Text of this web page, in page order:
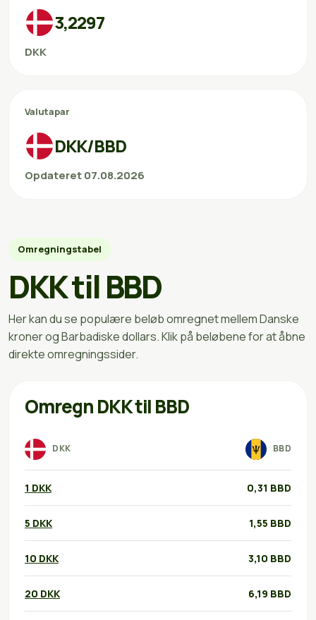
3,2297
DKK
Valutapar
DKK/BBD
Opdateret 07.08.2026
Omregningstabel
DKK til BBD
Her kan du se populære beløb omregnet mellem Danske
kroner og Barbadiske dollars. Klik på beløbene for at åbne
direkte omregningssider.
Omregn DKK til BBD
DKK BBD
1 DKK 0,31 BBD
5 DKK 1,55 BBD
10 DKK 3,10 BBD
20 DKK 6,19 BBD